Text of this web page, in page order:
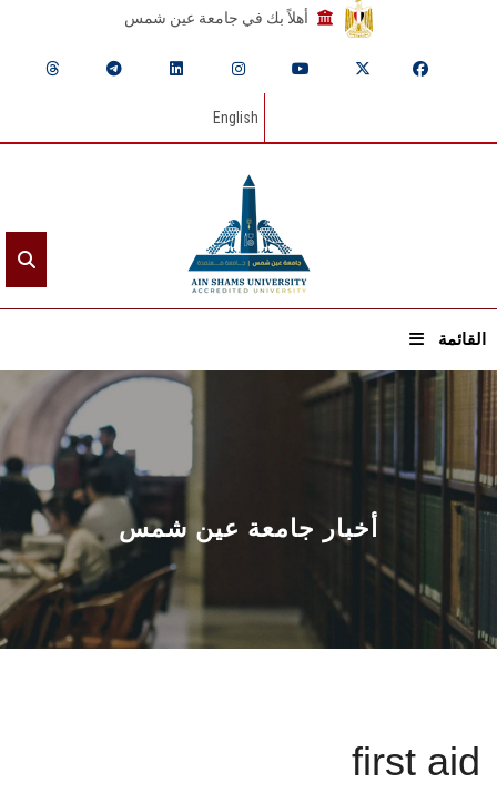
أهلاً بك في جامعة عين شمس
English
القائمة
الرئيسيـة
عن الجامعة
القطاعـات
الشئون الأكاديمية
البحث العلمي
أخبار جامعة عين شمس
first aid